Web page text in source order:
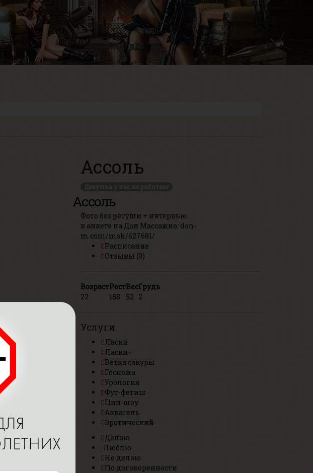
Ассоль
Ассоль
Фото без ретуши + интервью
в анкете на Дон Массажио: don-
m.com/msk/627681/
Расписание
Отзывы (0)
ВозрастРостВесГрудь
22
158 52 2
Услуги
Ласки
Ласки+
Ветка сакуры
Госпожа
Урология
Фут-фетиш
Пип-шоу
Аквагель
Эротический
Делаю
Люблю
Не делаю
По договоренности